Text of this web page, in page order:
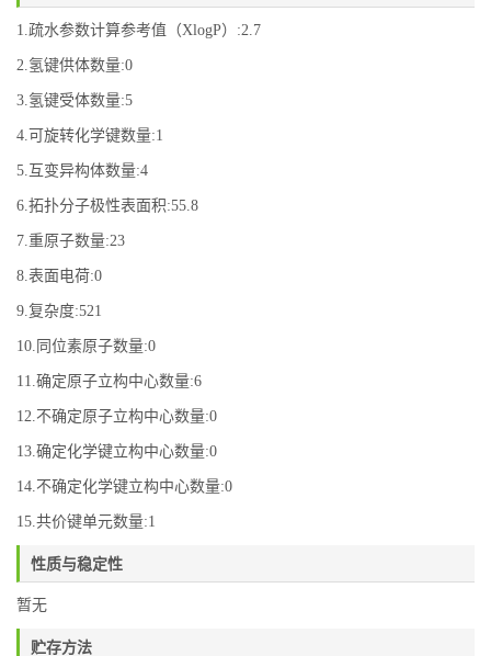
1.疏水参数计算参考值（XlogP）:2.7
2.氢键供体数量:0
3.氢键受体数量:5
4.可旋转化学键数量:1
5.互变异构体数量:4
6.拓扑分子极性表面积:55.8
7.重原子数量:23
8.表面电荷:0
9.复杂度:521
10.同位素原子数量:0
11.确定原子立构中心数量:6
12.不确定原子立构中心数量:0
13.确定化学键立构中心数量:0
14.不确定化学键立构中心数量:0
15.共价键单元数量:1
性质与稳定性
暂无
贮存方法